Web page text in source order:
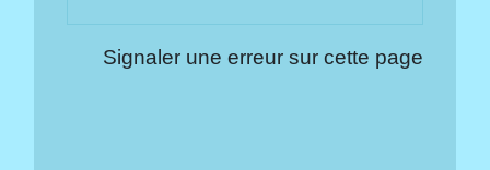
Signaler une erreur sur cette page